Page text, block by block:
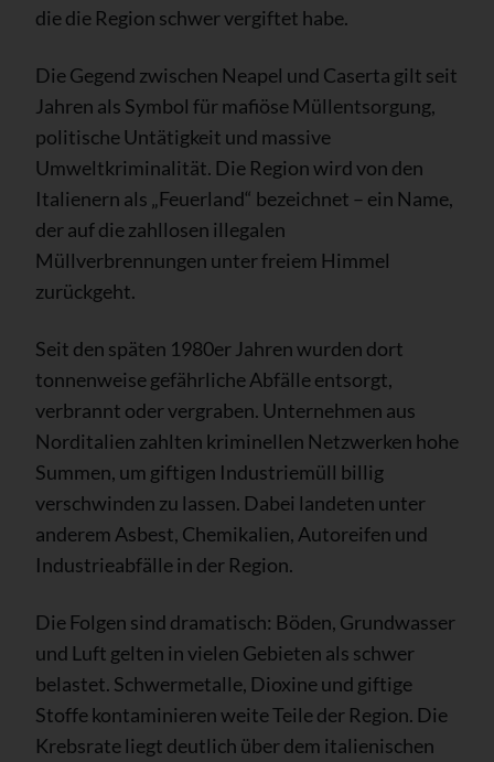
die die Region schwer vergiftet habe.
Die Gegend zwischen Neapel und Caserta gilt seit
Jahren als Symbol für mafiöse Müllentsorgung,
politische Untätigkeit und massive
Umweltkriminalität. Die Region wird von den
Italienern als „Feuerland“ bezeichnet – ein Name,
der auf die zahllosen illegalen
Müllverbrennungen unter freiem Himmel
zurückgeht.
Seit den späten 1980er Jahren wurden dort
tonnenweise gefährliche Abfälle entsorgt,
verbrannt oder vergraben. Unternehmen aus
Norditalien zahlten kriminellen Netzwerken hohe
Summen, um giftigen Industriemüll billig
verschwinden zu lassen. Dabei landeten unter
anderem Asbest, Chemikalien, Autoreifen und
Industrieabfälle in der Region.
Die Folgen sind dramatisch: Böden, Grundwasser
und Luft gelten in vielen Gebieten als schwer
belastet. Schwermetalle, Dioxine und giftige
Stoffe kontaminieren weite Teile der Region. Die
Krebsrate liegt deutlich über dem italienischen